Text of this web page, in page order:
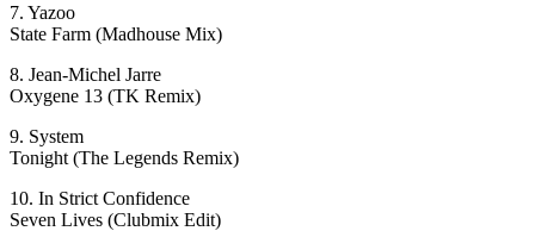
7. Yazoo
State Farm (Madhouse Mix)
8. Jean-Michel Jarre
Oxygene 13 (TK Remix)
9. System
Tonight (The Legends Remix)
10. In Strict Confidence
Seven Lives (Clubmix Edit)